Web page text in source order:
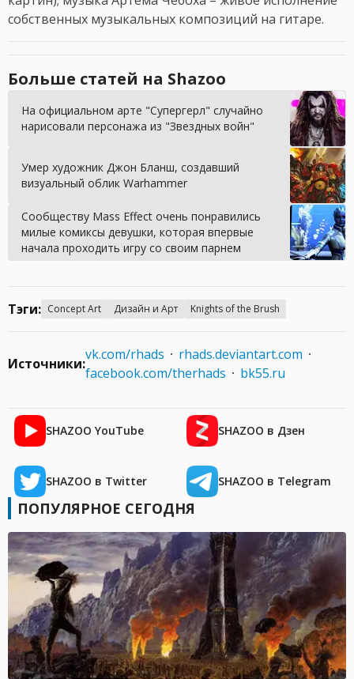
собственных музыкальных композиций на гитаре.
Больше статей на Shazoo
На официальном арте "Супергерл" случайно
нарисовали персонажа из "Звездных войн"
Умер художник Джон Бланш, создавший
визуальный облик Warhammer
Сообществу Mass Effect очень понравились
милые комиксы девушки, которая впервые
начала проходить игру со своим парнем
Тэги: Concept Art Дизайн и Арт Knights of the Brush
Источники:
vk.com/rhads
rhads.deviantart.com
facebook.com/therhads
bk55.ru
SHAZOO YouTube SHAZOO в Дзен
SHAZOO в Twitter SHAZOO в Telegram
ПОПУЛЯРНОЕ СЕГОДНЯ